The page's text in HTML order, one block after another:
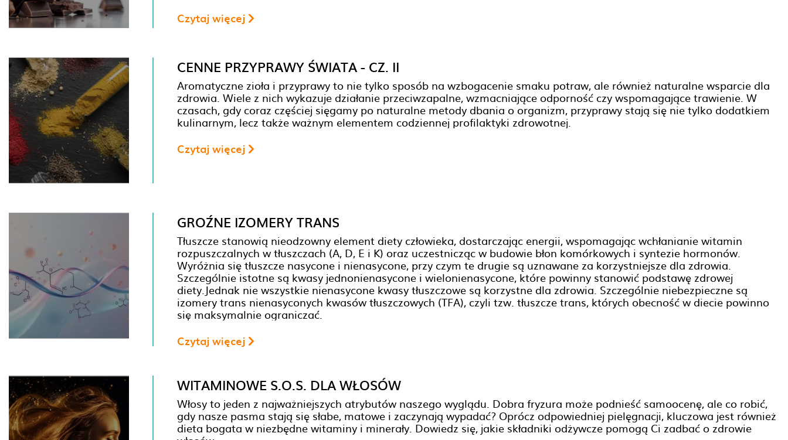
Czytaj więcej
CENNE PRZYPRAWY ŚWIATA - CZ. II
Aromatyczne zioła i przyprawy to nie tylko sposób na wzbogacenie smaku potraw, ale również naturalne wsparcie dla
zdrowia. Wiele z nich wykazuje działanie przeciwzapalne, wzmacniające odporność czy wspomagające trawienie. W
czasach, gdy coraz częściej sięgamy po naturalne metody dbania o organizm, przyprawy stają się nie tylko dodatkiem
kulinarnym, lecz także ważnym elementem codziennej profilaktyki zdrowotnej.
Czytaj więcej
GROŹNE IZOMERY TRANS
Tłuszcze stanowią nieodzowny element diety człowieka, dostarczając energii, wspomagając wchłanianie witamin
rozpuszczalnych w tłuszczach (A, D, E i K) oraz uczestnicząc w budowie błon komórkowych i syntezie hormonów.
Wyróżnia się tłuszcze nasycone i nienasycone, przy czym te drugie są uznawane za korzystniejsze dla zdrowia.
Szczególnie istotne są kwasy jednonienasycone i wielonienasycone, które powinny stanowić podstawę zdrowej
diety.Jednak nie wszystkie nienasycone kwasy tłuszczowe są korzystne dla zdrowia. Szczególnie niebezpieczne są
izomery trans nienasyconych kwasów tłuszczowych (TFA), czyli tzw. tłuszcze trans, których obecność w diecie powinno
się maksymalnie ograniczać.
Czytaj więcej
WITAMINOWE S.O.S. DLA WŁOSÓW
Włosy to jeden z najważniejszych atrybutów naszego wyglądu. Dobra fryzura może podnieść samoocenę, ale co robić,
gdy nasze pasma stają się słabe, matowe i zaczynają wypadać? Oprócz odpowiedniej pielęgnacji, kluczowa jest również
dieta bogata w niezbędne witaminy i minerały. Dowiedz się, jakie składniki odżywcze pomogą Ci zadbać o zdrowie